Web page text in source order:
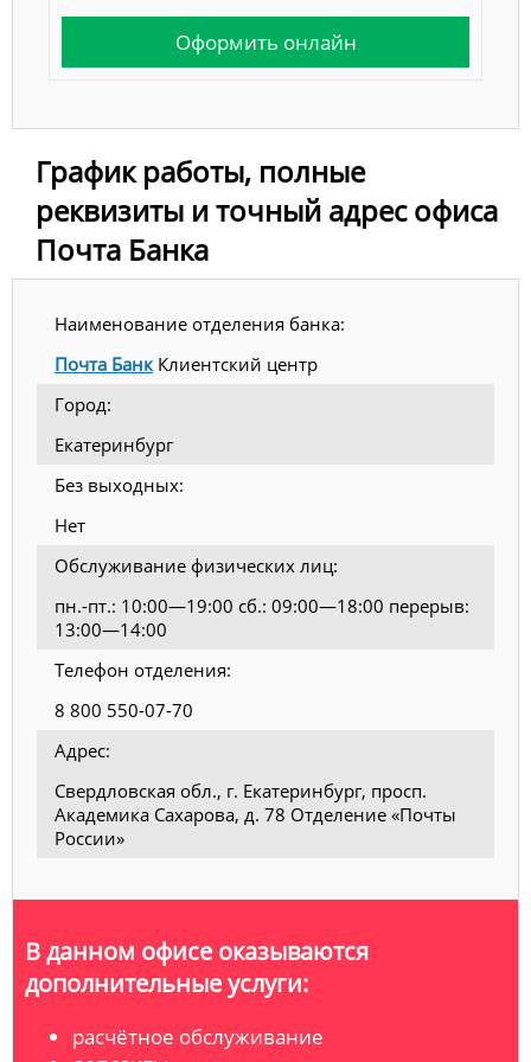
Оформить онлайн
График работы, полные
реквизиты и точный адрес офиса
Почта Банка
Наименование отделения банка:
Почта БанкКлиентский центр
Город:
Екатеринбург
Без выходных:
Нет
Обслуживание физических лиц:
пн.-пт.: 10:00—19:00 сб.: 09:00—18:00 перерыв:
13:00—14:00
Телефон отделения:
8 800 550-07-70
Адрес:
Свердловская обл., г. Екатеринбург, просп.
Академика Сахарова, д. 78 Отделение «Почты
России»
В данном офисе оказываются
дополнительные услуги:
расчётное обслуживание